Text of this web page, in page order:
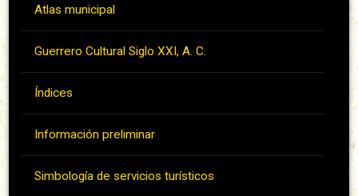
Atlas municipal
Guerrero Cultural Siglo XXI, A. C.
Índices
Información preliminar
Simbología de servicios turísticos